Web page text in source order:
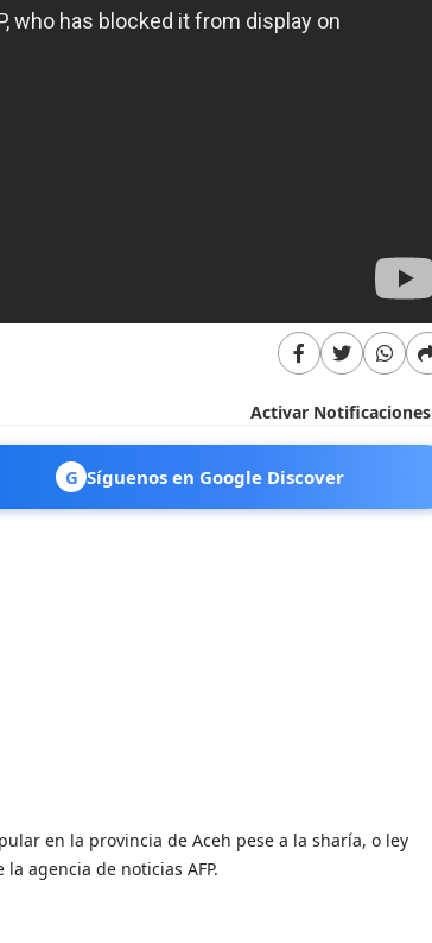
Activar Notificaciones
G Síguenos en Google Discover
en la provincia de Aceh pese a la sharía, o ley
agencia de noticias AFP.